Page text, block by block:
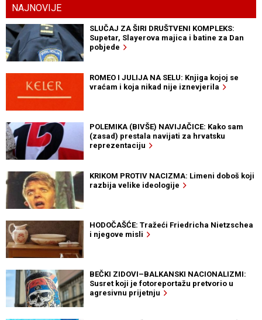
NAJNOVIJE
SLUČAJ ZA ŠIRI DRUŠTVENI KOMPLEKS:
Supetar, Slayerova majica i batine za Dan
pobjede
ROMEO I JULIJA NA SELU: Knjiga kojoj se
vraćam i koja nikad nije iznevjerila
POLEMIKA (BIVŠE) NAVIJAČICE: Kako sam
(zasad) prestala navijati za hrvatsku
reprezentaciju
KRIKOM PROTIV NACIZMA: Limeni doboš koji
razbija velike ideologije
HODOČAŠĆE: Tražeći Friedricha Nietzschea
i njegove misli
BEČKI ZIDOVI–BALKANSKI NACIONALIZMI:
Susret koji je fotoreportažu pretvorio u
agresivnu prijetnju